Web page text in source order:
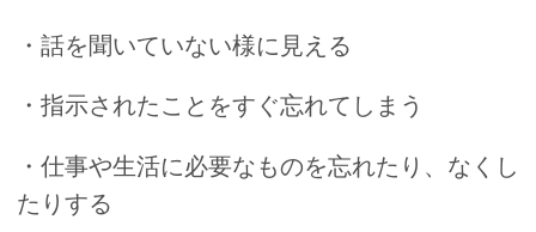
・話を聞いていない様に見える
・指示されたことをすぐ忘れてしまう
・仕事や生活に必要なものを忘れたり、なくし
たりする